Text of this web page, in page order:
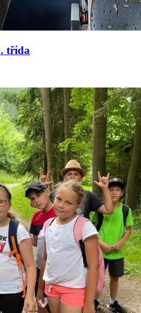
třída